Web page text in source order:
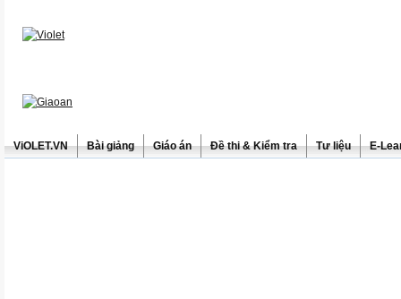
ViOLET.VN Bài giảng Giáo án Đề thi & Kiểm tra Tư liệu E-